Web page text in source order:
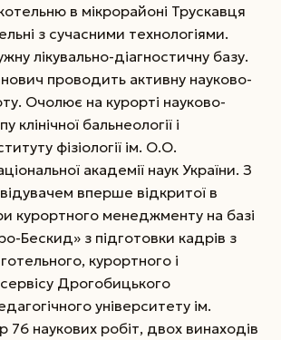
в мікрорайоні Трускавця
з сучасними технологіями.
лікувально-діагностичну базу.
проводить активну науково-
Очолює на курорті науково-
клінічної бальнеології і
фізіології ім. О.О.
академії наук України. З
вперше відкритої в
курортного менеджменту на базі
Бескид» з підготовки кадрів з
курортного і
Дрогобицького
університету ім.
76 наукових робіт, двох винаходів